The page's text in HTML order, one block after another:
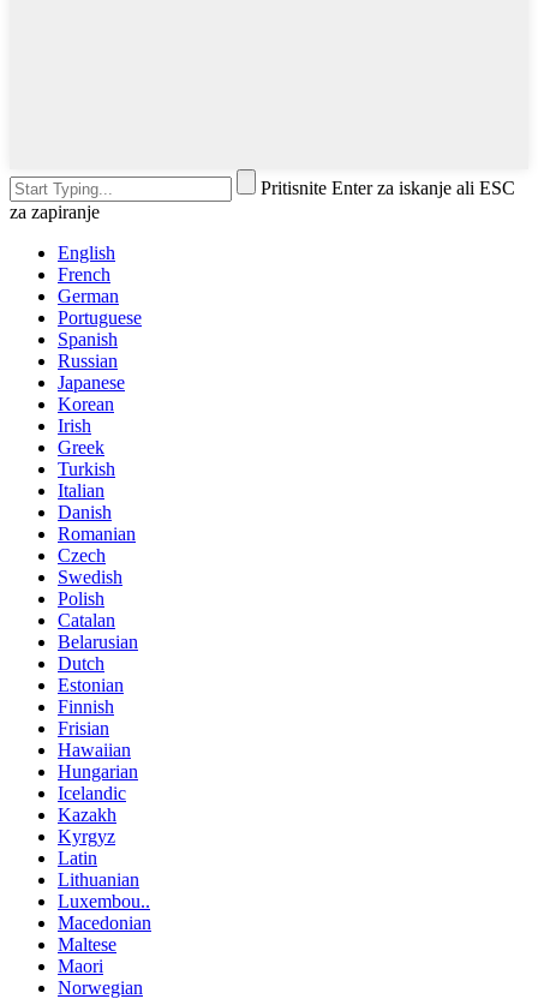
Pritisnite Enter za iskanje ali ESC
za zapiranje
English
French
German
Portuguese
Spanish
Russian
Japanese
Korean
Irish
Greek
Turkish
Italian
Danish
Romanian
Czech
Swedish
Polish
Catalan
Belarusian
Dutch
Estonian
Finnish
Frisian
Hawaiian
Hungarian
Icelandic
Kazakh
Kyrgyz
Latin
Lithuanian
Luxembou..
Macedonian
Maltese
Maori
Norwegian